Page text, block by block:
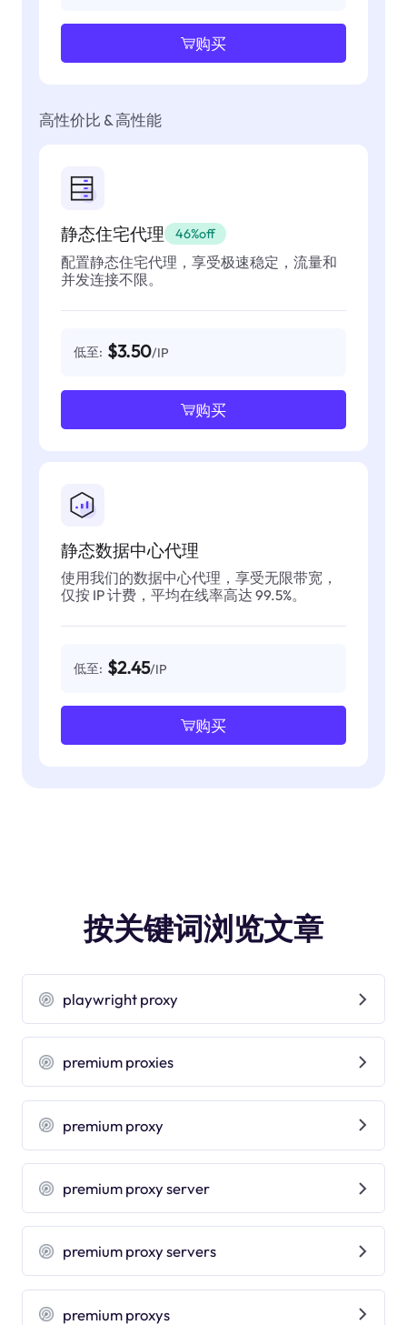
购买
高性价比 & 高性能
静态住宅代理 46%off
配置静态住宅代理，享受极速稳定，流量和
并发连接不限。
低至: $3.50/IP
购买
静态数据中心代理
使用我们的数据中心代理，享受无限带宽，
仅按 IP 计费，平均在线率高达 99.5%。
低至: $2.45/IP
购买
按关键词浏览文章
playwright proxy
premium proxies
premium proxy
premium proxy server
premium proxy servers
premium proxys